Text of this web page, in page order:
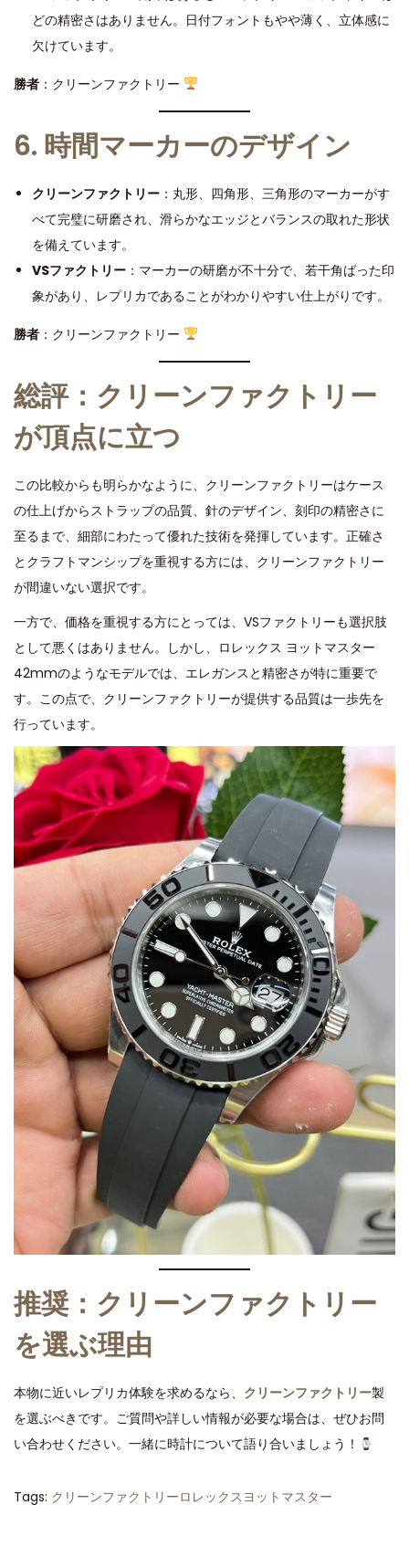
どの精密さはありません。日付フォントもやや薄く、立体感に
欠けています。
勝者 ：クリーンファクトリー
6. 時間マーカーのデザイン
クリーンファクトリー ：丸形、四角形、三角形のマーカーがす
べて完璧に研磨され、滑らかなエッジとバランスの取れた形状
を備えています。
VSファクトリー ：マーカーの研磨が不十分で、若干角ばった印
象があり、レプリカであることがわかりやすい仕上がりです。
勝者 ：クリーンファクトリー
総評：クリーンファクトリー
が頂点に立つ
この比較からも明らかなように、クリーンファクトリーはケース
の仕上げからストラップの品質、針のデザイン、刻印の精密さに
至るまで、細部にわたって優れた技術を発揮しています。正確さ
とクラフトマンシップを重視する方には、クリーンファクトリー
が間違いない選択です。
一方で、価格を重視する方にとっては、VSファクトリーも選択肢
として悪くはありません。しかし、ロレックス ヨットマスター
42mmのようなモデルでは、エレガンスと精密さが特に重要で
す。この点で、クリーンファクトリーが提供する品質は一歩先を
行っています。
推奨：クリーンファクトリー
を選ぶ理由
本物に近いレプリカ体験を求めるなら、 クリーンファクトリー製
を選ぶべきです。ご質問や詳しい情報が必要な場合は、ぜひお問
い合わせください。一緒に時計について語り合いましょう！
Tags: クリーンファクトリーロレックスヨットマスター